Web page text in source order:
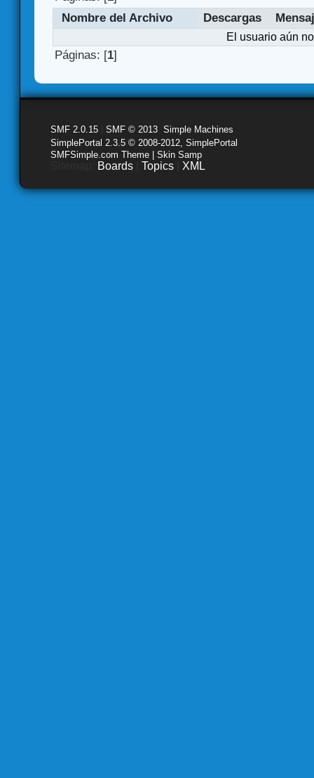
Nombre del Archivo
Descargas
El usuario aún
Páginas: [1]
SMF 2.0.15 SMF © 2013 Simple Machines
SimplePortal 2.3.5 © 2008-2012, SimplePortal
SMFSimple.com Theme | Skin Samp
Boards Topics XML